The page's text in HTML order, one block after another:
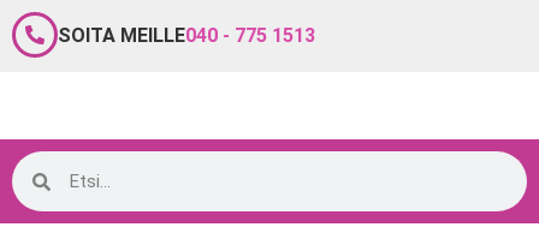
SOITA MEILLE040 - 775 1513